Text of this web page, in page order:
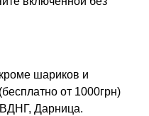
шариков и
от 1000грн)
Дарница.